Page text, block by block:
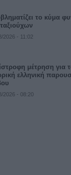
το κύμα
2026 - 11:02
μέτρηση για
ελληνική
2026 - 08:20